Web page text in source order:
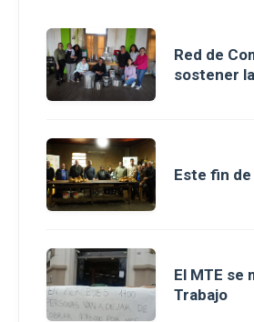
Red de
sostener
Este fin de
El MTE se
Trabajo